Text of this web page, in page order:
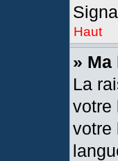
Haut
» Ma
La
votre
votre